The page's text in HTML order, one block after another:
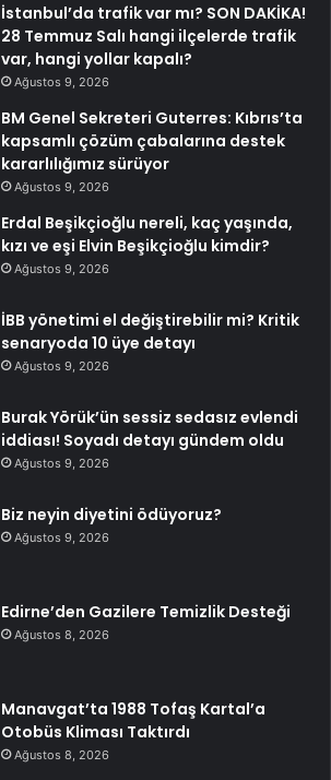
İstanbul’da trafik var mı? SON DAKİKA!
28 Temmuz Salı hangi ilçelerde trafik
var, hangi yollar kapalı?
Ağustos 9, 2026
BM Genel Sekreteri Guterres: Kıbrıs’ta
kapsamlı çözüm çabalarına destek
kararlılığımız sürüyor
Ağustos 9, 2026
Erdal Beşikçioğlu nereli, kaç yaşında,
kızı ve eşi Elvin Beşikçioğlu kimdir?
Ağustos 9, 2026
İBB yönetimi el değiştirebilir mi? Kritik
senaryoda 10 üye detayı
Ağustos 9, 2026
Burak Yörük’ün sessiz sedasız evlendi
iddiası! Soyadı detayı gündem oldu
Ağustos 9, 2026
Biz neyin diyetini ödüyoruz?
Ağustos 9, 2026
Edirne’den Gazilere Temizlik Desteği
Ağustos 8, 2026
Manavgat’ta 1988 Tofaş Kartal’a
Otobüs Kliması Taktırdı
Ağustos 8, 2026